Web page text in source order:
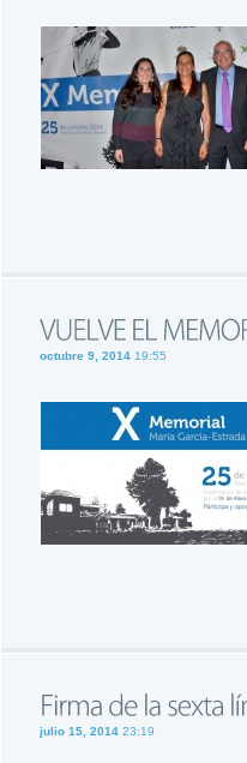
octubre 9, 2014 19:55
julio 15, 2014 23:19